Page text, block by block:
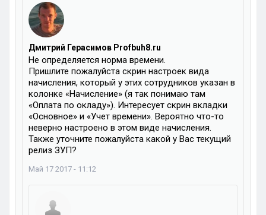
Дмитрий Герасимов Profbuh8.ru
Не определяется норма времени.
Пришлите пожалуйста скрин настроек вида
начисления, который у этих сотрудников указан в
колонке «Начисление» (я так понимаю там
«Оплата по окладу»). Интересует скрин вкладки
«Основное» и «Учет времени». Вероятно что-то
неверно настроено в этом виде начисления.
Также уточните пожалуйста какой у Вас текущий
релиз ЗУП?
Май 17 2017 - 11:12